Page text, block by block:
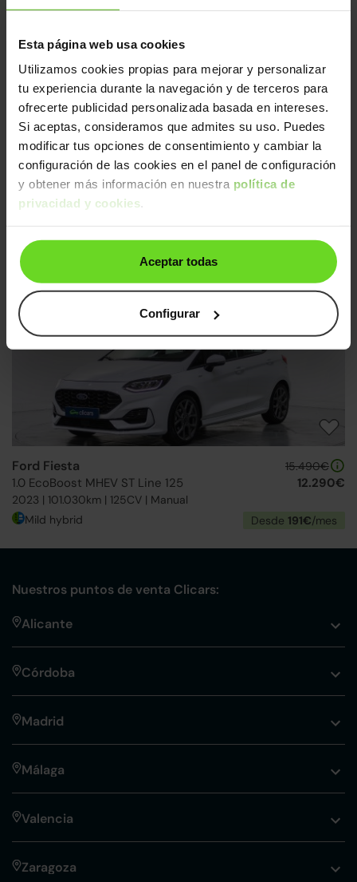
Esta página web usa cookies
Utilizamos cookies propias para mejorar y personalizar
tu experiencia durante la navegación y de terceros para
ofrecerte publicidad personalizada basada en intereses.
Si aceptas, consideramos que admites su uso. Puedes
modificar tus opciones de consentimiento y cambiar la
configuración de las cookies en el panel de configuración
y obtener más información en nuestra política de
privacidad y cookies.
Aceptar todas
Configurar
Gasolina Desde178€/mes
Ruedas delanteras nuevas
Control velocidad adaptativa
Ford Fiesta
2023 | 49.264km | 75CV | Manual
/mes
Ruedas delanteras nuevas
Ford Fiesta
1.0 EcoBoost MHEV ST Line 125
2023 | 101.030km | 125CV | Manual
15.490€
12.290€
Mild hybrid Desde 191€/mes
Nuestros puntos de venta Clicars:
Alicante
Córdoba
Madrid
Málaga
Valencia
Zaragoza